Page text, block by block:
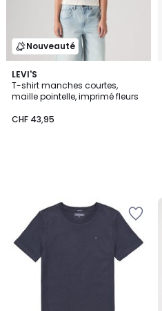
Nouveauté
LEVI'S
T-shirt manches courtes,
maille pointelle, imprimé fleurs
CHF 43,95